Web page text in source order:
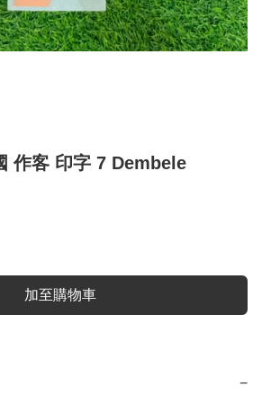
作客 印字 7 Dembele
加至購物車
−